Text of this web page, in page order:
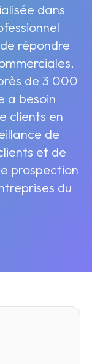
dans
répondre
de 3 000
a besoin
clients en
de
et de
prospection
du